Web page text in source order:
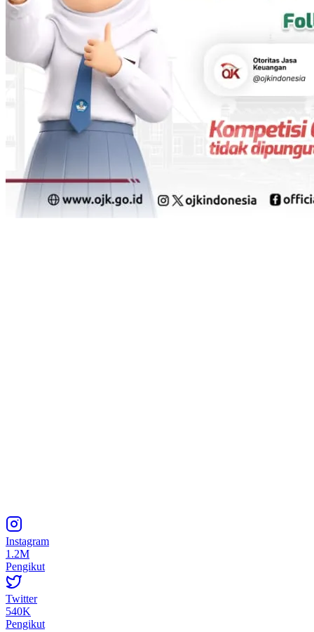
Instagram
1.2M
Pengikut
Twitter
540K
Pengikut